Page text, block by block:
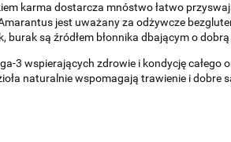
karma dostarcza mnóstwo łatwo
jest uważany za odżywcze
są źródłem błonnika dbającym o
3 wspierających zdrowie i kondycję
naturalnie wspomagają trawienie i dobre